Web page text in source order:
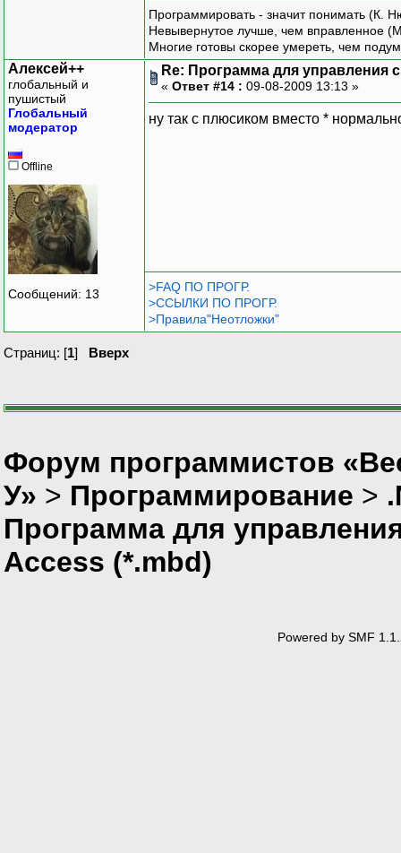
Программировать - значит понимать (К.
Невывернутое лучше, чем вправленное
Многие готовы скорее умереть, чем
Алексей++
глобальный и
пушистый
Глобальный
модератор
Offline
Сообщений: 13
Re: Программа для управления
« Ответ #14 : 09-08-2009 13:13 »
ну так с плюсиком вместо *
>FAQ ПО ПРОГР.
>ССЫЛКИ ПО ПРОГР.
>Правила"Неотложки"
Страниц: [1] Вверх
Форум программистов
У» > Программирование >
Программа для
Access (*.mbd)
Powered by SMF